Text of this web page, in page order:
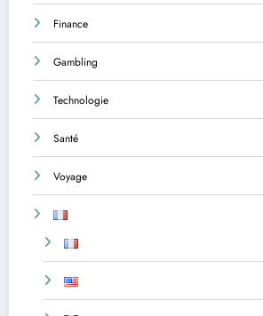
Finance
Gambling
Technologie
Santé
Voyage